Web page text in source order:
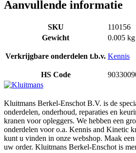
Aanvullende informatie
SKU
110156
Gewicht
0.005 kg
Verkrijgbare onderdelen t.b.v. Kennis
HS Code
Kluitmans Berkel-Enschot B.V. is de
onderdelen, onderhoud, reparaties en
kranen voor opleggers. We hebben een
onderdelen voor o.a. Kennis and Kinetic
kunt u vinden in onze webshop. Maak
uw order. Kluitmans Berkel-Enschot is